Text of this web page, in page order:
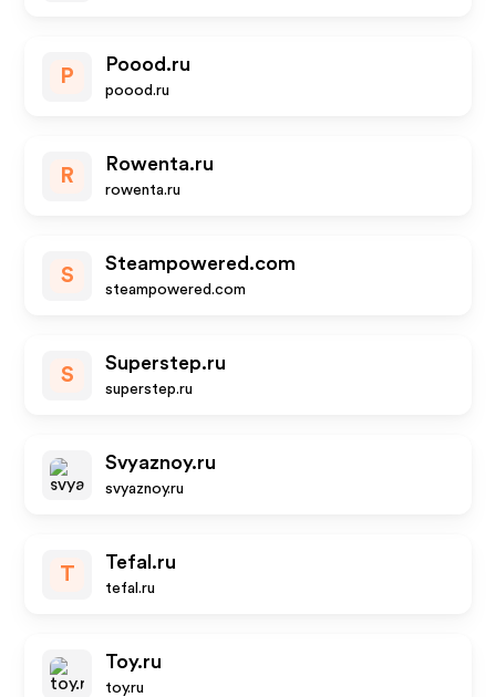
P
Poood.ru
poood.ru
R
Rowenta.ru
rowenta.ru
S
Steampowered.com
steampowered.com
S
Superstep.ru
superstep.ru
Svyaznoy.ru
svyaznoy.ru
T
Tefal.ru
tefal.ru
Toy.ru
toy.ru